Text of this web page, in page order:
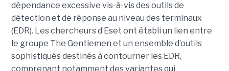
dépendance excessive vis-à-vis des outils de
détection et de réponse au niveau des terminaux
(EDR). Les chercheurs d’Eset ont établi un lien entre
le groupe The Gentlemen et un ensemble d’outils
sophistiqués destinés à contourner les EDR,
comprenant notamment des variantes qui